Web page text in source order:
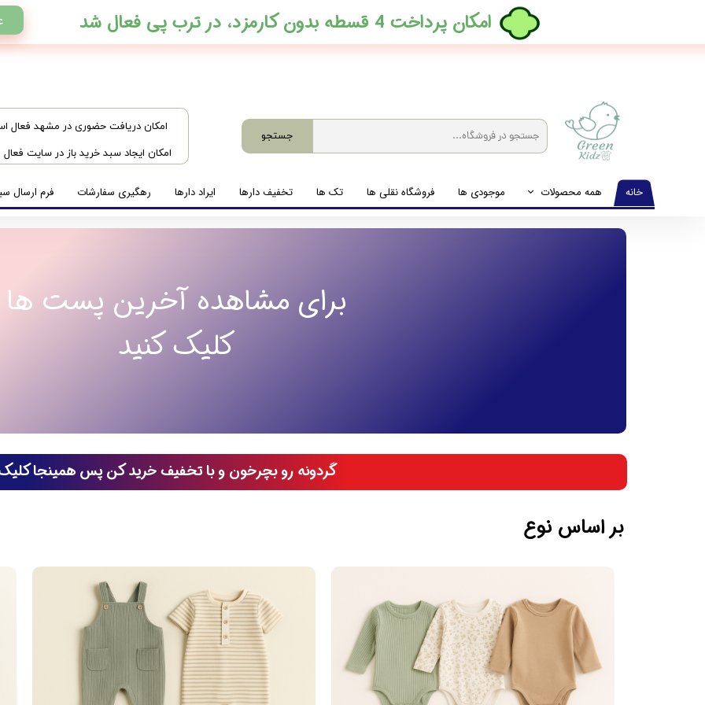
​امکان دریافت حضوری در مشهد فعال
امکان ایجاد سبد خرید باز در سایت
جستجو
خانه همه محصولات
لباس نوزاد تا نوجوان
موجودی ها فروشگاه نقلی ها تک ها تخفیف دارها ایراد دارها رهگیری سفارشات فرم ارسال
​امکان پرداخت 4 قسطه بدون کارمزد، در ترب پی فعال شد
برای مشاهده آخرین پست ها
کلیک کنید
گردونه رو بچرخون و با تخفیف خرید کن پس همینجا
بر اساس نوع